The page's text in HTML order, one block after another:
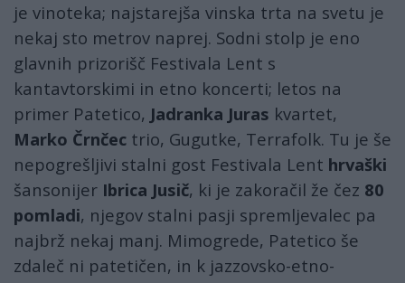
je vinoteka; najstarejša vinska trta na svetu je
nekaj sto metrov naprej. Sodni stolp je eno
glavnih prizorišč Festivala Lent s
kantavtorskimi in etno koncerti; letos na
primer Patetico, Jadranka Juras kvartet,
Marko Črnčec trio, Gugutke, Terrafolk. Tu je še
nepogrešljivi stalni gost Festivala Lent hrvaški
šansonijer Ibrica Jusič, ki je zakoračil že čez 80
pomladi, njegov stalni pasji spremljevalec pa
najbrž nekaj manj. Mimogrede, Patetico še
zdaleč ni patetičen, in k jazzovsko-etno-